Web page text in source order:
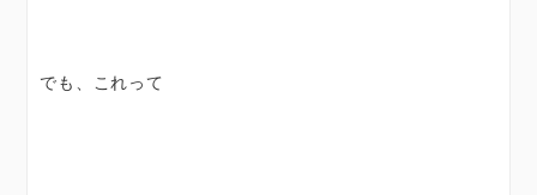
でも、これって